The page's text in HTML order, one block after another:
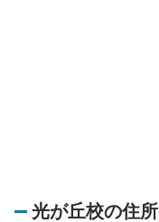
光が丘校の住所